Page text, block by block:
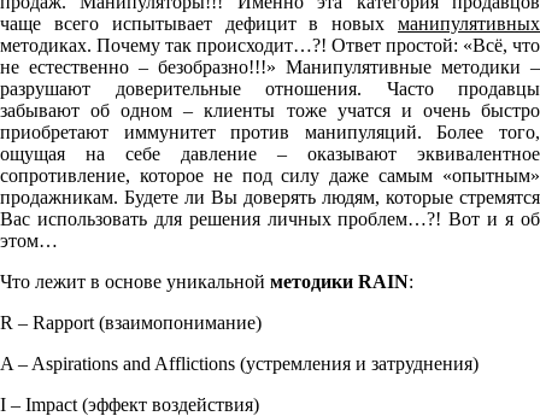
чаще всего испытывает дефицит в новых манипулятивных
методиках. Почему так происходит…?! Ответ простой: «Всё, что
не естественно – безобразно!!!» Манипулятивные методики –
разрушают доверительные отношения. Часто продавцы
забывают об одном – клиенты тоже учатся и очень быстро
приобретают иммунитет против манипуляций. Более того,
ощущая на себе давление – оказывают эквивалентное
сопротивление, которое не под силу даже самым «опытным»
продажникам. Будете ли Вы доверять людям, которые стремятся
Вас использовать для решения личных проблем…?! Вот и я об
этом…
Что лежит в основе уникальной методики RAIN:
R – Rapport (взаимопонимание)
A – Aspirations and Afflictions (устремления и затруднения)
I – Impact (эффект воздействия)